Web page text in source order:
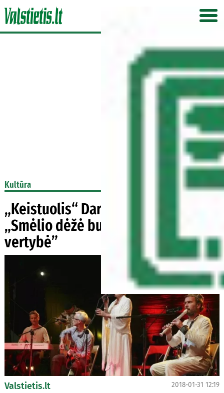
Kultūra
„Keistuolis“ Darius Auželis:
„Smėlio dėžė buvo ir liks amžina
vertybė”
Valstietis.lt 2018-01-31 12:19